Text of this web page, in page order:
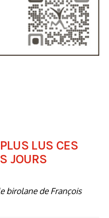
LUS CES
JOURS
birolane de François